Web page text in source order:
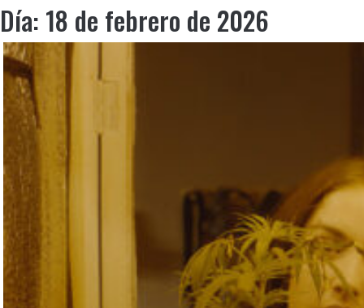
Día: 18 de febrero de 2026